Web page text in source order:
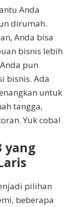
Anda
dirumah.
Anda bisa
bisnis lebih
pun
bisnis. Ada
untuk
tangga,
Yuk coba!
yang
pilihan
beberapa